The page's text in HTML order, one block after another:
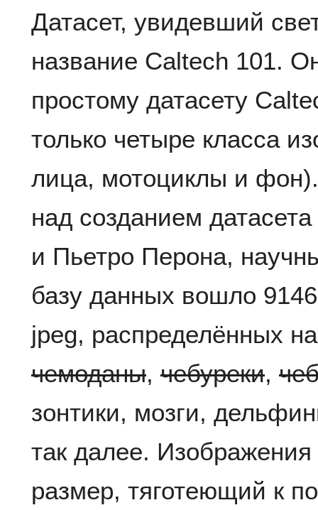
Датасет, увидевший
название Caltech 101.
простому датасету
только четыре класса
лица, мотоциклы и
над созданием
и Пьетро Перона,
базу данных вошло
jpeg, распределённых
чемоданы, чебуреки,
зонтики, мозги,
так далее.
размер, тяготеющий к